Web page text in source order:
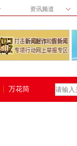
资讯频道
万花筒